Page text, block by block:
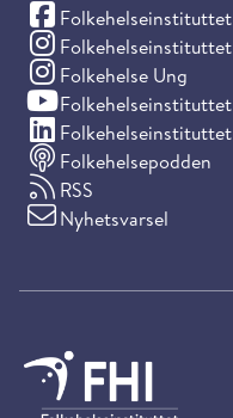
Folkehelseinstituttet
(Facebook)
Folkehelseinstituttet
(Instagram)
Folkehelse Ung
(Instagram)
Folkehelseinstituttet
(YouTube)
Folkehelseinstituttet
(LinkedIn)
Folkehelsepodden
RSS
Nyhetsvarsel